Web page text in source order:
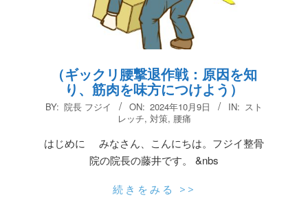
（ギックリ腰撃退作戦：原因を知
り、筋肉を味方につけよう）
2024-
BY: 院長 フジイ ON: 2024年10月9日 IN: スト
レッチ, 対策, 腰痛
はじめに みなさん、こんにちは。フジイ整骨
院の院長の藤井です。 &nbs
続きをみる >>